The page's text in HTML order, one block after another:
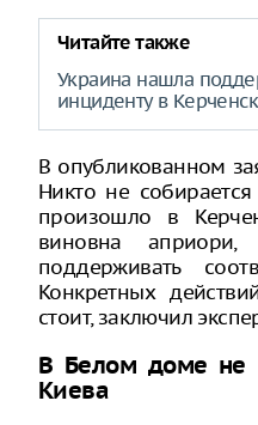
Читайте также
Украина нашла
инциденту в
В опубликованном
Никто не
произошло в
виновна
поддерживать
Конкретных
стоит, заключил
В Белом доме не
Киева